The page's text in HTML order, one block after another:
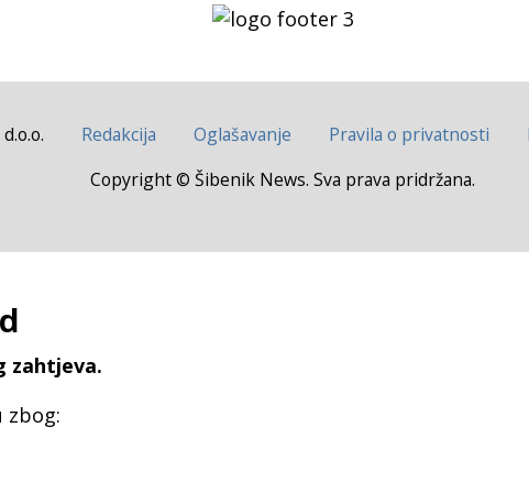
Redakcija Oglašavanje Pravila o privatnosti
Copyright © Šibenik News. Sva prava pridržana.
zahtjeva.
zbog: